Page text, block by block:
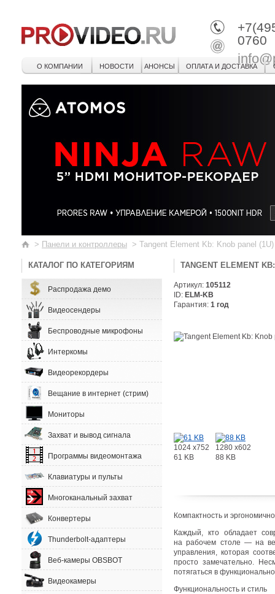
0760
О КОМПАНИИ НОВОСТИ АНОНСЫ ОПЛАТА И ДОСТАВКА
> Панели и контроллеры > Tangent Element Kb: Knob panel (1U)
КАТАЛОГ ПО КАТЕГОРИЯМ
Распродажа демо
Видеосендеры
Беспроводные микрофоны
Интеркомы
Видеорекордеры
Вещание в интернет (стрим)
Мониторы
Захват и вывод сигнала
Программы видеомонтажа
Клавиатуры и пульты
Многоканальный захват
Конвертеры
Thunderbolt-адаптеры
Веб-камеры OBSBOT
Видеокамеры
TANGENT ELEMENT
Артикул: 105112
ID: ELM-KB
Гарантия: 1 год
1024 x752
61 KB
1280 x602
88 KB
Компактность и
Каждый, кто обладает
на рабочем столе — на
управления, которая
просто замечательно.
потягаться в
Функциональность и стиль